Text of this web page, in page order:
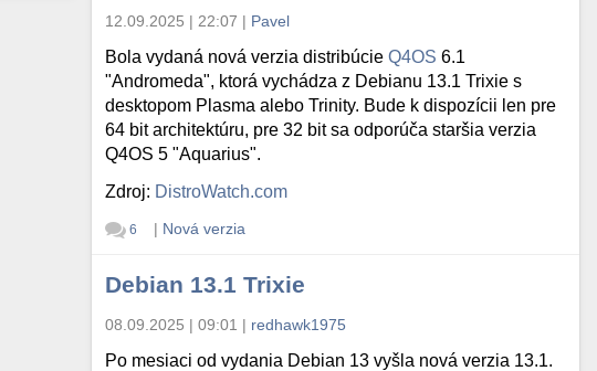
12.09.2025 | 22:07 | Pavel
Bola vydaná nová verzia distribúcieQ4OS 6.1
"Andromeda", ktorá vychádza z Debianu 13.1 Trixie s
desktopom Plasma alebo Trinity. Bude k dispozícii len pre
64 bit architektúru, pre 32 bit sa odporúča staršia verzia
Q4OS 5 "Aquarius".
Zdroj: DistroWatch.com
6 | Nová verzia
Debian 13.1 Trixie
08.09.2025 | 09:01 | redhawk1975
Po mesiaci od vydania Debian 13 vyšla nová verzia 13.1.